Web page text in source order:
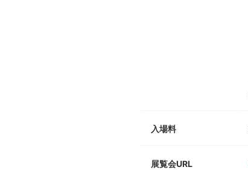
入場料
展覧会URL